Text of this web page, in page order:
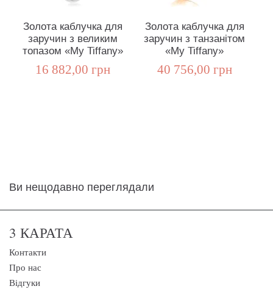
Золота каблучка для
заручин з великим
топазом «My Tiffany»
16 882,00 грн
Золота каблучка для
заручин з танзанітом
«My Tiffany»
40 756,00 грн
Ви нещодавно переглядали
3 КАРАТА
Контакти
Про нас
Відгуки